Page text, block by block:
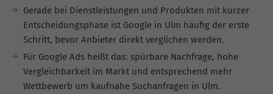
Gerade bei Dienstleistungen und Produkten mit kurzer
Entscheidungsphase ist Google in Ulm häufig der erste
Schritt, bevor Anbieter direkt verglichen werden.
Für Google Ads heißt das: spürbare Nachfrage, hohe
Vergleichbarkeit im Markt und entsprechend mehr
Wettbewerb um kaufnahe Suchanfragen in Ulm.